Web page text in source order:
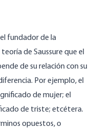
fundador de la
de Saussure que el
de su relación con su
Por ejemplo, el
de mujer; el
de triste; etcétera.
opuestos, o